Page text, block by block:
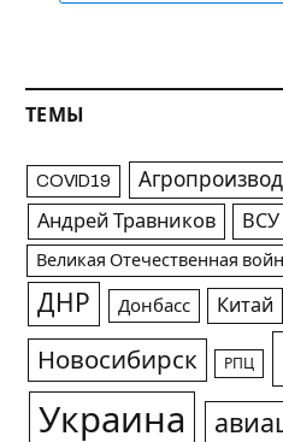
ТЕМЫ
COVID19
Андрей Травников ВСУ
Великая Отечественная
ДНР Донбасс Китай
Новосибирск РПЦ
Украина